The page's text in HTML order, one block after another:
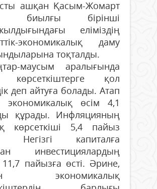
ашқан Қасым-Жомарт
биылғы бірінші
еліміздің
экономикалық даму
тоқталды.
маусым аралығында
көрсеткіштерге қол
деп айтуға болады. Атап
экономикалық өсім 4,1
құрады. Инфляцияның
көрсеткіші 5,4 пайыз
Негізгі капиталға
инвестициялардың
11,7 пайызға өсті. Әрине,
экономикалық